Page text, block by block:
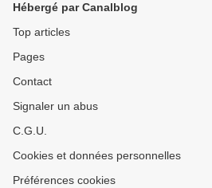
Hébergé par Canalblog
Top articles
Pages
Contact
Signaler un abus
C.G.U.
Cookies et données personnelles
Préférences cookies